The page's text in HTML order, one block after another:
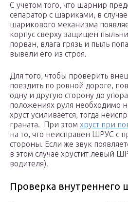
С учетом того, что шарнир
сепаратор с шариками, в
шарикового механизма
корпус сверху защищен
порван, влага грязь и пыль
вывели его из строя.
Для того, чтобы проверить
поездить по ровной дороге,
одну и другую сторону до
положениях руля необходимо
хруст усиливается, тогда
граната. При этом хруст при
на то, что неисправен ШРУС с
стороны. Если же звук
в этом случае хрустит левый
водителя).
Проверка внутреннего